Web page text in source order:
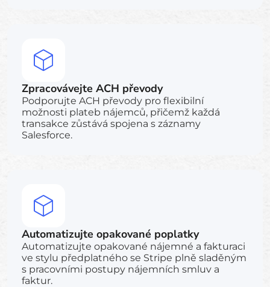
Zpracovávejte ACH převody
Podporujte ACH převody pro flexibilní
možnosti plateb nájemců, přičemž každá
transakce zůstává spojena s záznamy
Salesforce.
Automatizujte opakované poplatky
Automatizujte opakované nájemné a fakturaci
ve stylu předplatného se Stripe plně sladěným
s pracovními postupy nájemních smluv a
faktur.